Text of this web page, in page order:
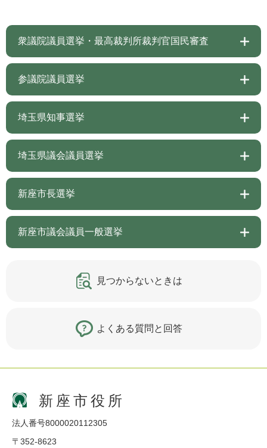
衆議院議員選挙・最高裁判所裁判官国民審査
参議院議員選挙
埼玉県知事選挙
埼玉県議会議員選挙
新座市長選挙
新座市議会議員一般選挙
見つからないときは
よくある質問と回答
新座市役所
法人番号8000020112305
〒352-8623